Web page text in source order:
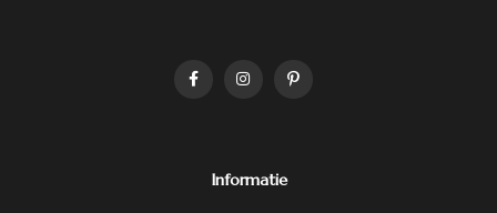
Informatie